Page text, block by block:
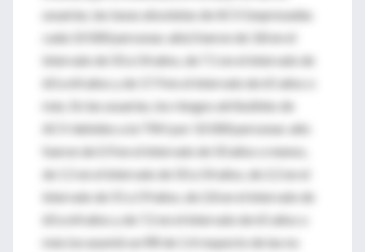
usuarias, las tasas absolutas de ACV (expresadas
cada 10 000 personas-año) fueron de 3.8 en el
intervalo de 50 a 54 años, de 7.1 en el intervalo de
60 a 64 años y de 17.9 en el intervalo de 65 años o
más. En las usuarias, los riesgos atribuibles de
ACV debidos a la TRH por 10 000 personas-año
fueron de 0.9 en el intervalo de 50 años o menos,
de 1.5 en el intervalo de 50 a 54 años, de 2.2 en el
intervalo de 55 a 59 años, de 2.8 en el intervalo de
60 a 64 años y de 7.2 en el intervalo de 65 años o
más (se asumió un RR de 1.4 respecto de las no